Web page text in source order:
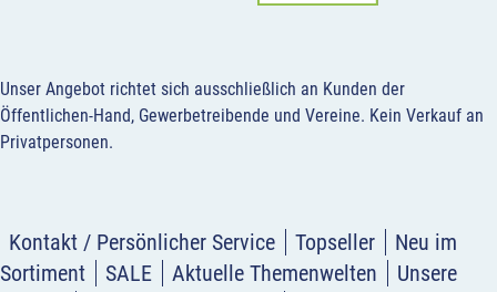
Unser Angebot richtet sich ausschließlich an Kunden der
Öffentlichen-Hand, Gewerbetreibende und Vereine. Kein Verkauf an
Privatpersonen.
Kontakt / Persönlicher Service Topseller
Neu im
Sortiment
SALE Aktuelle Themenwelten
Unsere